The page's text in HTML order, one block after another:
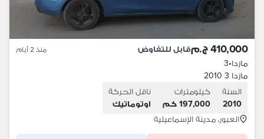
410,000 ج.م قابل للتفاوض منذ 2 أيام
مازدا•
3
مازدا 3 2010
السنة
2010
كيلومترات
197,000 كم
ناقل الحركة
اوتوماتيك
العبور، مدينة الإسماعيلية